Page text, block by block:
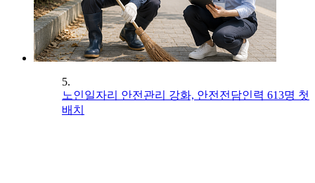
5.
노인일자리 안전관리 강화, 안전전담인력 613명 첫
배치